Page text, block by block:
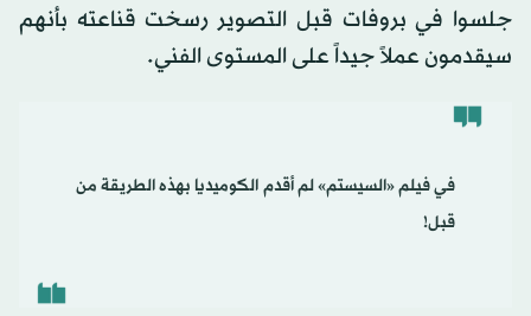
جلسوا في بروفات قبل التصوير رسخت قناعته بأنهم
سيقدمون عملاً جيداً على المستوى الفني.
في فيلم «السيستم» لم أقدم الكوميديا بهذه الطريقة من
قبل!